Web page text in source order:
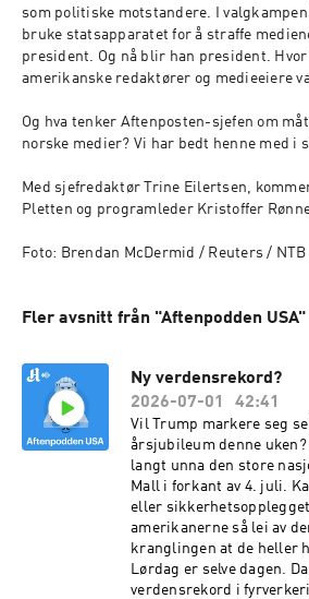
som politiske motstandere. I
bruke statsapparatet for å straffe
president. Og nå blir han president.
amerikanske redaktører og medieeiere
Og hva tenker Aftenposten-sjefen om
norske medier? Vi har bedt henne med i
Med sjefredaktør Trine Eilertsen,
Pletten og programleder Kristoffer
Foto: Brendan McDermid / Reuters / NTB
Fler avsnitt från "Aftenpodden USA"
Ny verdensrekord?
2026-07-01
42:41
Vil Trump markere seg
årsjubileum denne
langt unna den store
Mall i forkant av 4. juli.
eller
amerikanerne så lei av
kranglingen at de heller
Lørdag er selve dagen.
verdensrekord i